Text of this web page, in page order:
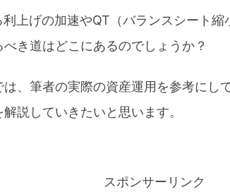
上げの加速やQT（バランスシート
き道はどこにあるのでしょうか？
、筆者の実際の資産運用を参考にして
解説していきたいと思います。
スポンサーリンク